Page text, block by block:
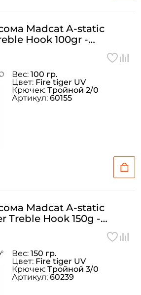
Madcat A-static
Hook 100gr -
Вес: 100 гр.
Цвет: Fire tiger UV
Крючек: Тройной 2/0
Артикул: 60155
Madcat A-static
Treble Hook 150g -
Вес: 150 гр.
Цвет: Fire tiger UV
Крючек: Тройной 3/0
Артикул: 60239